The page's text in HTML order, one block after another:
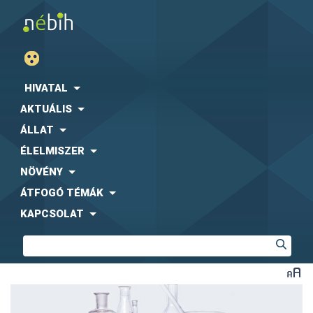
HIVATAL
AKTUÁLIS
ÁLLAT
ÉLELMISZER
NÖVÉNY
ÁTFOGÓ TÉMÁK
KAPCSOLAT